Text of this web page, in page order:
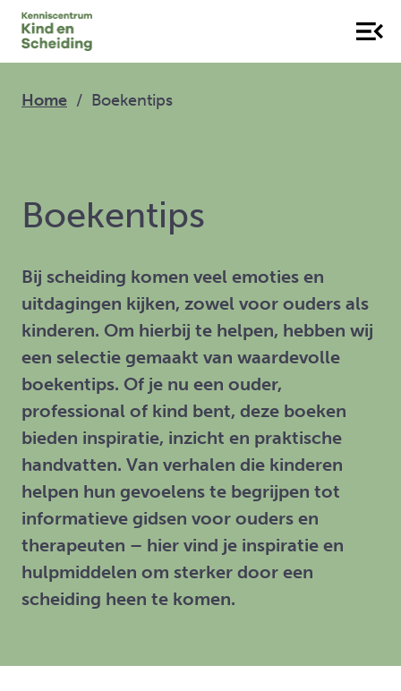
Home Boekentips
Boekentips
Bij scheiding komen veel emoties en
uitdagingen kijken, zowel voor ouders als
kinderen. Om hierbij te helpen, hebben wij
een selectie gemaakt van waardevolle
boekentips. Of je nu een ouder,
professional of kind bent, deze boeken
bieden inspiratie, inzicht en praktische
handvatten. Van verhalen die kinderen
helpen hun gevoelens te begrijpen tot
informatieve gidsen voor ouders en
therapeuten – hier vind je inspiratie en
hulpmiddelen om sterker door een
scheiding heen te komen.